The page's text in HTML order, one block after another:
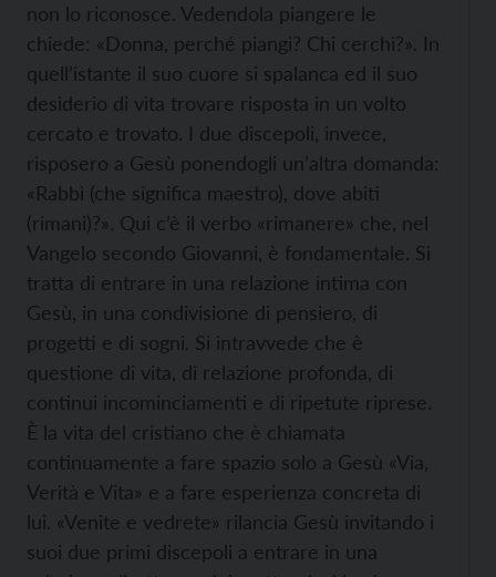
non lo riconosce. Vedendola piangere le
chiede: «Donna, perché piangi? Chi cerchi?». In
quell’istante il suo cuore si spalanca ed il suo
desiderio di vita trovare risposta in un volto
cercato e trovato. I due discepoli, invece,
risposero a Gesù ponendogli un’altra domanda:
«Rabbì (che significa maestro), dove abiti
(rimani)?». Qui c’è il verbo «rimanere» che, nel
Vangelo secondo Giovanni, è fondamentale. Si
tratta di entrare in una relazione intima con
Gesù, in una condivisione di pensiero, di
progetti e di sogni. Si intravvede che è
questione di vita, di relazione profonda, di
continui incominciamenti e di ripetute riprese.
È la vita del cristiano che è chiamata
continuamente a fare spazio solo a Gesù «Via,
Verità e Vita» e a fare esperienza concreta di
lui. «Venite e vedrete» rilancia Gesù invitando i
suoi due primi discepoli a entrare in una